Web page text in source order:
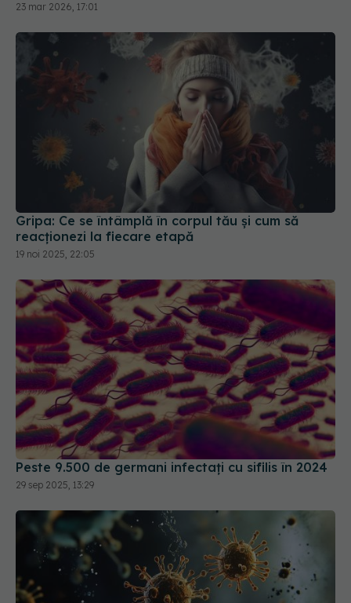
23 mar 2026, 17:01
Gripa: Ce se întâmplă în corpul tău și cum să
reacționezi la fiecare etapă
19 noi 2025, 22:05
Peste 9.500 de germani infectați cu sifilis în 2024
29 sep 2025, 13:29